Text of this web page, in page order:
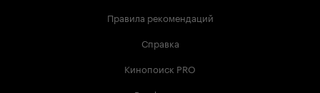
Правила рекомендаций
Справка
Кинопоиск PRO